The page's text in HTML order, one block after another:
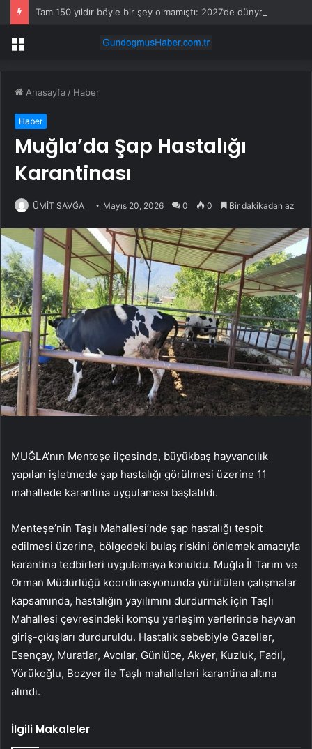
Menü
Anasayfa / Haber
Haber
Muğla’da Şap Hastalığı
Karantinası
ÜMİT SAVĞA Mayıs 20, 2026 0 0 Bir dakikadan az
MUĞLA’nın Menteşe ilçesinde, büyükbaş hayvancılık
yapılan işletmede şap hastalığı görülmesi üzerine 11
mahallede karantina uygulaması başlatıldı.
Menteşe’nin Taşlı Mahallesi’nde şap hastalığı tespit
edilmesi üzerine, bölgedeki bulaş riskini önlemek amacıyla
karantina tedbirleri uygulamaya konuldu. Muğla İl Tarım ve
Orman Müdürlüğü koordinasyonunda yürütülen çalışmalar
kapsamında, hastalığın yayılımını durdurmak için Taşlı
Mahallesi çevresindeki komşu yerleşim yerlerinde hayvan
giriş-çıkışları durduruldu. Hastalık sebebiyle Gazeller,
Esençay, Muratlar, Avcılar, Günlüce, Akyer, Kuzluk, Fadıl,
Yörükoğlu, Bozyer ile Taşlı mahalleleri karantina altına
alındı.
İlgili Makaleler